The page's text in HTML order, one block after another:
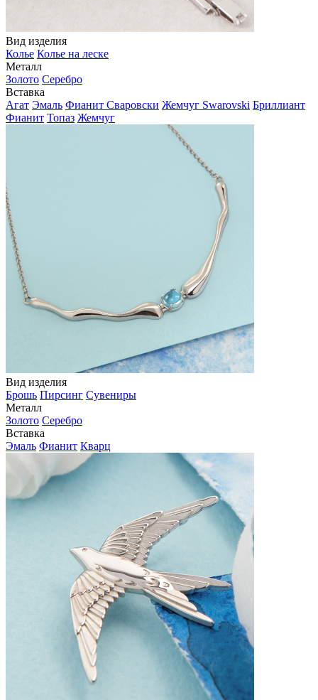
Вид изделия
Колье Колье на леске
Металл
Золото Серебро
Вставка
Агат Эмаль Фианит Сваровски Жемчуг Swarovski Бриллиант
Фианит Топаз Жемчуг
Вид изделия
Брошь Пирсинг Сувениры
Металл
Золото Серебро
Вставка
Эмаль Фианит Кварц